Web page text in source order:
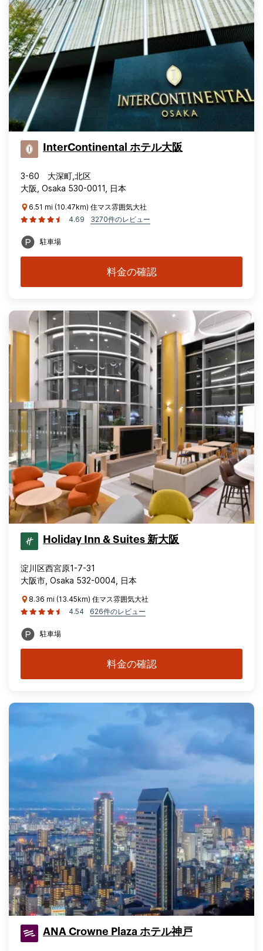
InterContinental ホテル大阪
3-60 大深町,北区
大阪, Osaka 530-0011, 日本
6.51 mi (10.47km) 住マス雰囲気大社
4.69
3270件のレビュー
駐車場
料金の確認
Holiday Inn & Suites 新大阪
淀川区西宮原1-7-31
大阪市, Osaka 532-0004, 日本
8.36 mi (13.45km) 住マス雰囲気大社
4.54
626件のレビュー
駐車場
料金の確認
ANA Crowne Plaza ホテル神戸